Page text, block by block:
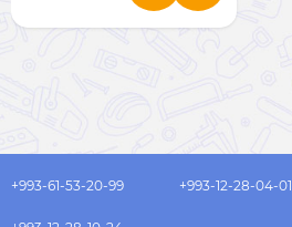
+993-61-53-20-99 +993-12-28-04-01